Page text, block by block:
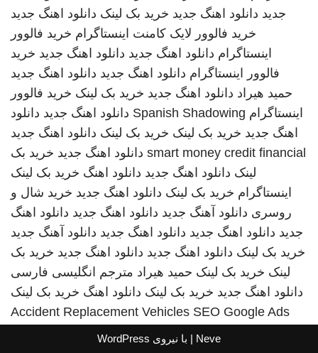
جدید دانلود اهنگ جدید خرید بک لینک دانلود اهنگ جدید
خرید فالوور لایک کامنت اینستاگرام خرید فالوور
اینستاگرام دانلود اهنگ جدید دانلود اهنگ جدید خرید
فالوور اینستاگرام دانلود اهنگ جدید دانلود اهنگ جدید
حمید هیراد دانلود اهنگ جدید خرید بک لینک خرید فالوور
اینستاگرام Spanish Shadowing دانلود اهنگ جدید دانلود
اهنگ جدید خرید بک لینک خرید بک لینک دانلود اهنگ جدید
smart money credit financial دانلود اهنگ جدید خرید بک
لینک دانلود اهنگ جدید دانلود اهنگ خرید بک لینک
اینستاگرام خرید بک لینک دانلود اهنگ جدید خرید شال و
روسری دانلود آهنگ جدید دانلود اهنگ جدید دانلود اهنگ
جدید دانلود اهنگ جدید دانلود اهنگ جدید دانلود آهنگ جدید
خرید بک لینک دانلود اهنگ جدید دانلود اهنگ جدید خرید بک
لینک خرید بک لینک حمید هیراد مترجم انگلیسی فارسی
دانلود اهنگ جدید خرید بک لینک دانلود اهنگ خرید بک لینک
Accident Replacement Vehicles SEO Google Ads
Neve | با نیروی WordPress